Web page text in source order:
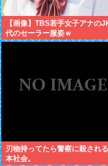
【画像】TBS若手女子アナの
代のセーラー服姿ｗ
刃物持ってたら警察に殺され
本社会。